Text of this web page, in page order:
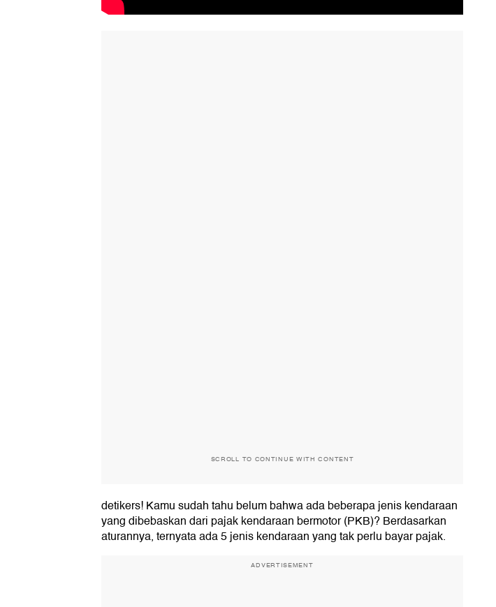
SCROLL TO CONTINUE WITH CONTENT
detikers! Kamu sudah tahu belum bahwa ada beberapa jenis kendaraan
yang dibebaskan dari pajak kendaraan bermotor (PKB)? Berdasarkan
aturannya, ternyata ada 5 jenis kendaraan yang tak perlu bayar pajak.
ADVERTISEMENT